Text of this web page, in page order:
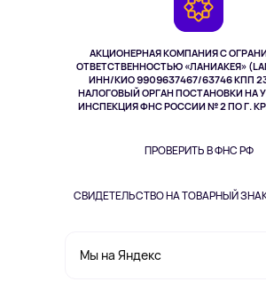
АКЦИОНЕРНАЯ КОМПАНИЯ С
ОТВЕТСТВЕННОСТЬЮ «ЛАНИАКЕЯ»
ИНН/КИО 9909637467/63746 КПП
НАЛОГОВЫЙ ОРГАН ПОСТАНОВКИ НА
ИНСПЕКЦИЯ ФНС РОССИИ № 2 ПО Г.
ПРОВЕРИТЬ В ФНС РФ
СВИДЕТЕЛЬСТВО НА ТОВАРНЫЙ
Мы на Яндекс
Здоровье питомцев
Одежда и аксессуары